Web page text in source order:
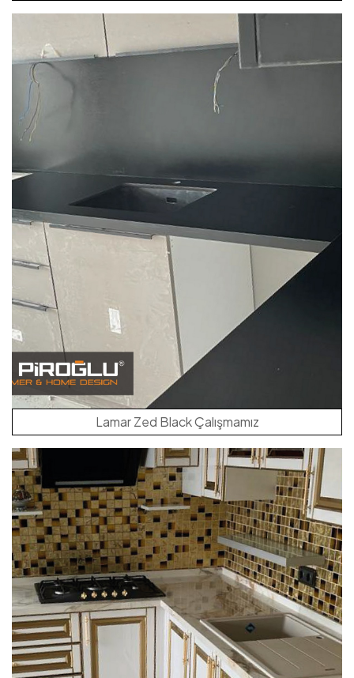
Lamar Zed Black Çalışmamız